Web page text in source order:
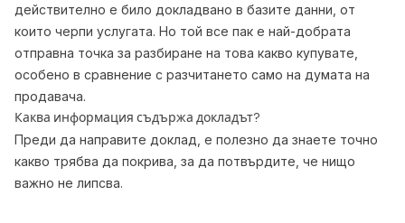
действително е било докладвано в базите данни, от
които черпи услугата. Но той все пак е най-добрата
отправна точка за разбиране на това какво купувате,
особено в сравнение с разчитането само на думата на
продавача.
Каква информация съдържа докладът?
Преди да направите доклад, е полезно да знаете точно
какво трябва да покрива, за да потвърдите, че нищо
важно не липсва.